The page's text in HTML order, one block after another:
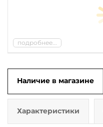
подробнее...
Наличие в магазине
Характеристики